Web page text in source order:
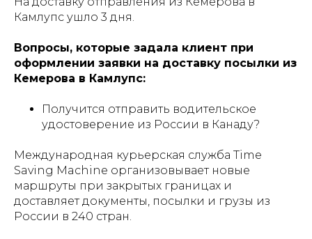
Камлупс ушло 3 дня.
Вопросы, которые задала клиент при
оформлении заявки на доставку посылки из
Кемерова в Камлупс:
Получится отправить водительское
удостоверение из России в Канаду?
Международная курьерская служба Time
Saving Machine организовывает новые
маршруты при закрытых границах и
доставляет документы, посылки и грузы из
России в 240 стран.